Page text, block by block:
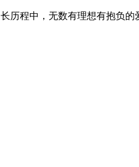
长历程中，无数有理想有抱负的